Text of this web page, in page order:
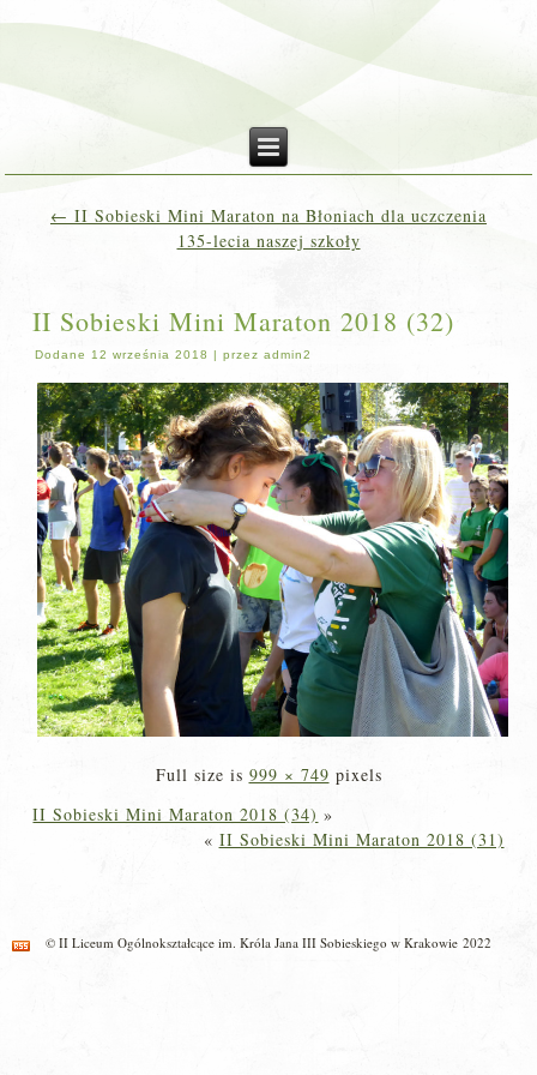
← II Sobieski Mini Maraton na Błoniach dla uczczenia
135-lecia naszej szkoły
II Sobieski Mini Maraton 2018 (32)
Dodane 12 września 2018 |przez admin2
Full size is 999 × 749 pixels
II Sobieski Mini Maraton 2018 (34) »
« II Sobieski Mini Maraton 2018 (31)
© II Liceum Ogólnokształcące im. Króla Jana III Sobieskiego w Krakowie 2022